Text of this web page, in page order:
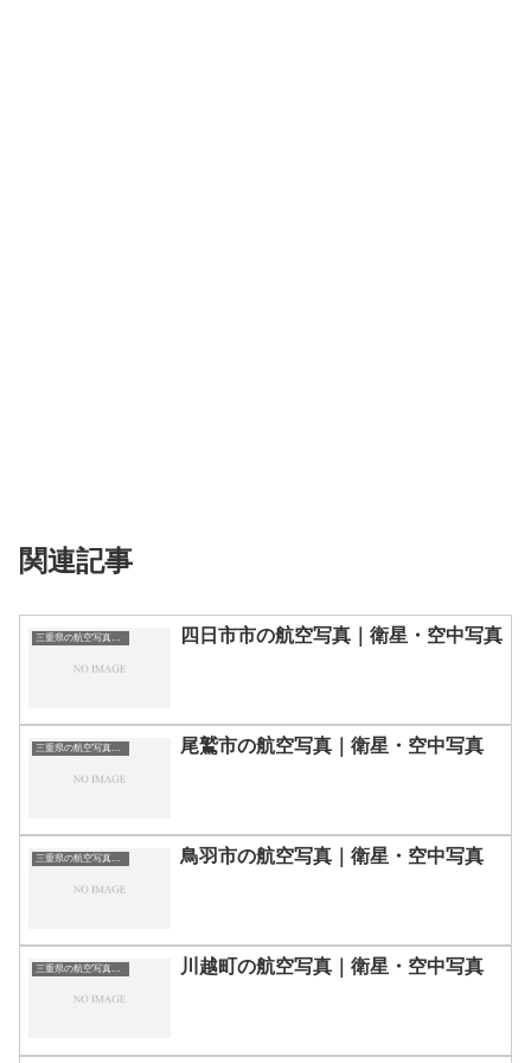
関連記事
三重県の航空写真・空中写真 四日市市の航空写真｜衛星・空中写真
三重県の航空写真・空中写真 尾鷲市の航空写真｜衛星・空中写真
三重県の航空写真・空中写真 鳥羽市の航空写真｜衛星・空中写真
三重県の航空写真・空中写真 川越町の航空写真｜衛星・空中写真